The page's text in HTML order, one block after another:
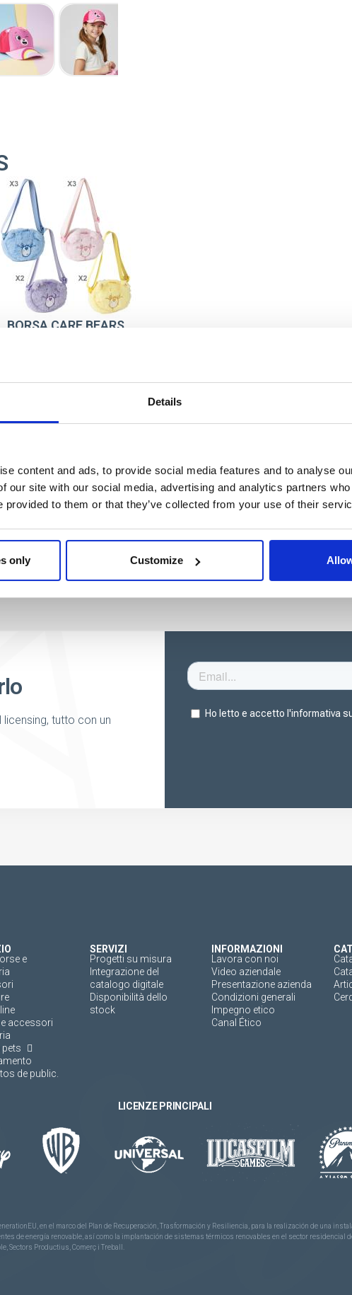
Details
content and ads, to provide social media features and to analyse
our site with our social media, advertising and analytics partners
provided to them or that they’ve collected from your use of their
only Customize
BORSA CARE BEARS
tutto con un
e
accessori
de public.
SERVIZI
Progetti su misura
Integrazione del
catalogo digitale
Disponibilità dello
stock
INFORMAZIONI
Lavora con noi
Video aziendale
Presentazione azienda
Condizioni generali
Impegno etico
Canal Ético
LICENZE PRINCIPALI
en el marco del Plan de Recuperación, Trasformación y Resiliencia, para la realización de una
de energía renovable, así como la implantación de sistemas térmicos renovables en el sector residencial
Sectors Productius, Comerç i Treball.